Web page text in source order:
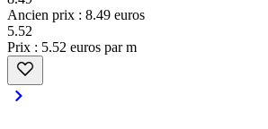
Ancien prix : 8.49 euros
5.52
Prix : 5.52 euros par m